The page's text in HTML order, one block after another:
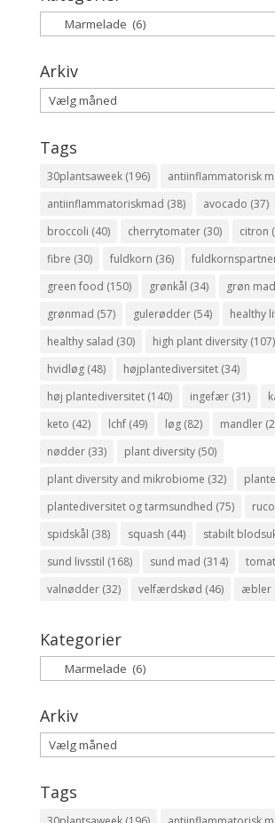
Kategorier
Arkiv
Arkiv
Tags
30plantsaweek(196) antiinflammatorisk
antiinflammatoriskmad (38) avocado (37)
broccoli (40) cherrytomater(30) citron
fibre (30) fuldkorn (36)
green food (150) grønkål (34) grøn mad
grønmad (57) gulerødder(54) healthy
healthy salad (30) high plant diversity(107)
hvidløg(48) højplantediversitet(34)
høj plantediversitet(140) ingefær(31)
keto (42) lchf(49) løg(82) mandler
nødder(33) plant diversity(50)
plant diversity and mikrobiome (32)
plantediversitet og tarmsundhed (75)
spidskål (38) squash (44) stabilt
sund livsstil (168) sund mad (314)
valnødder(32) velfærdskød (46) æbler
Kategorier
Kategorier
Arkiv
Arkiv
Tags